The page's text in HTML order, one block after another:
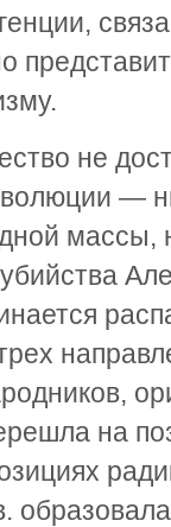
не
—
массы,
на